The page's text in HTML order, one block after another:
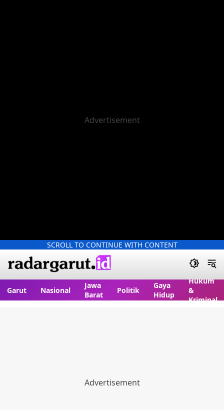
SCROLL TO CONTINUE WITH CONTENT
Garut Nasional
Jawa
Barat
Politik
Gaya
Hidup
Hukum
&
Kriminal